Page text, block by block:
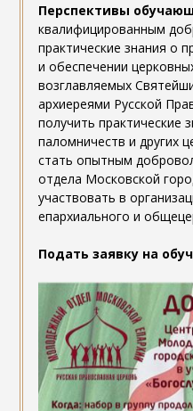
Перспективы
квалифицированным
практические знания о
и обеспечении
возглавляемых
архиереями Русской
получить практические
паломничеств и других
стать опытным
отдела Московской
участвовать в
епархиального и
Подать заявку на